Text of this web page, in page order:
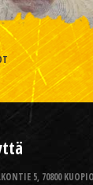
5, 70800 KUOPIO